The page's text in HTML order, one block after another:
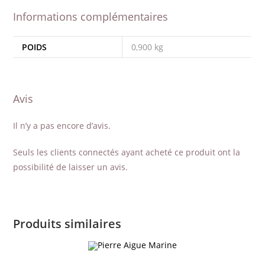
Informations complémentaires
POIDS 0,900 kg
Avis
Il n’y a pas encore d’avis.
Seuls les clients connectés ayant acheté ce produit ont la
possibilité de laisser un avis.
Produits similaires